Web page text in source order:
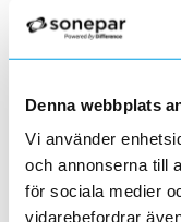
Denna webbplats
Vi använder
och annonserna till
för sociala medier
vidarebefordrar
Förändrade priser
2022-04-01
Förändrade
2022-03-31
Med anledning av